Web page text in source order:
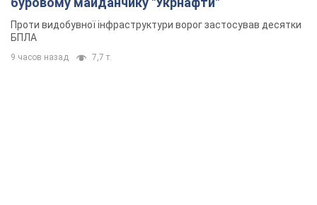
Проти видобувної інфраструктури ворог застосував десятки
БПЛА
9 часов назад 7,7 т.